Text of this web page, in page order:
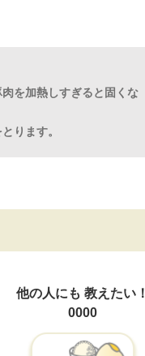
を加熱しすぎると固くな
ります。
他の人にも 教えたい！
0000